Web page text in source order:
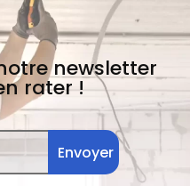
newsletter
rater !